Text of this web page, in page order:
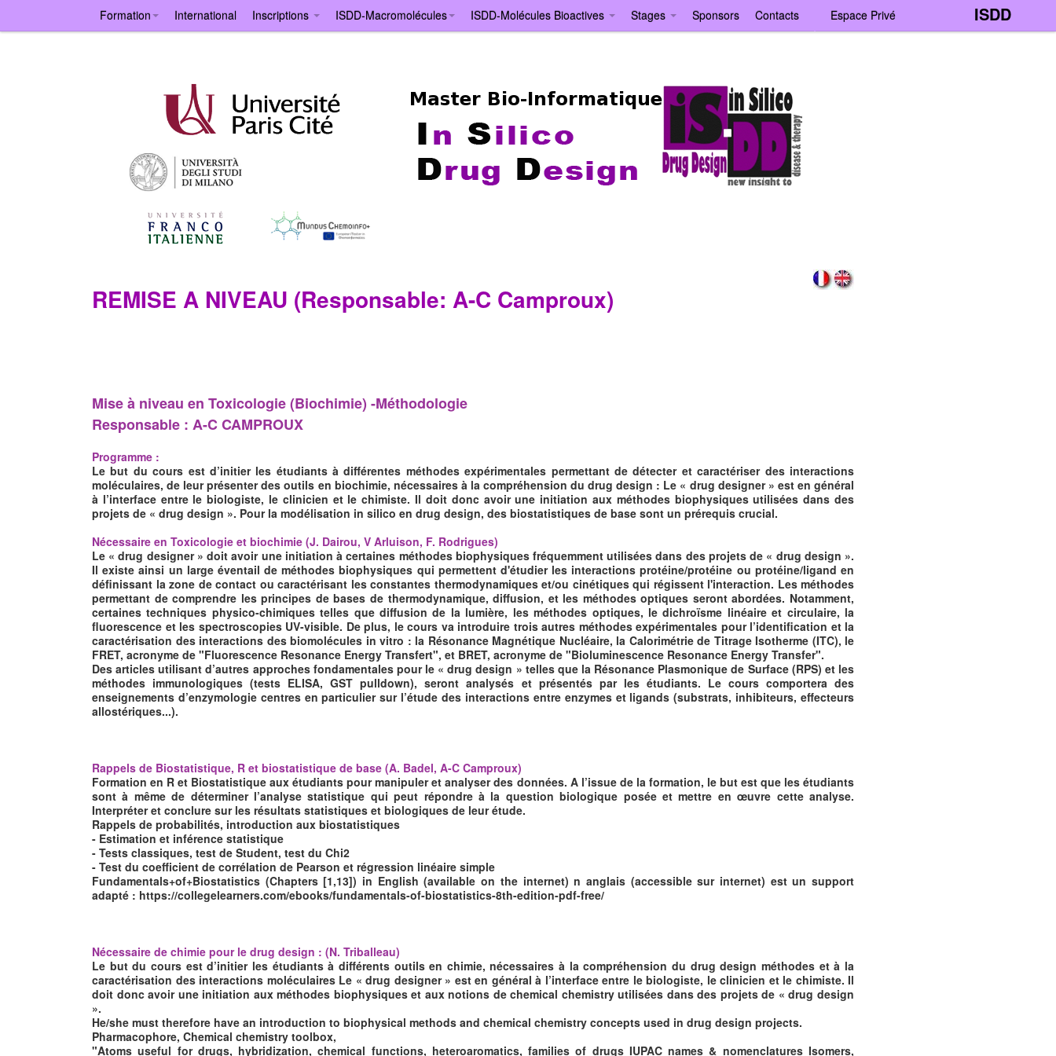
ISDD
Formation International Inscriptions ISDD-Macromolécules ISDD-Molécules Bioactives Stages Sponsors Contacts Espace Privé
REMISE A NIVEAU (Responsable: A-C Camproux)
Mise à niveau en Toxicologie (Biochimie) -Méthodologie
Responsable : A-C CAMPROUX
Programme :
Le but du cours est d’initier les étudiants à différentes méthodes expérimentales permettant de détecter et caractériser des interactions
moléculaires, de leur présenter des outils en biochimie, nécessaires à la compréhension du drug design : Le « drug designer » est en général
à l’interface entre le biologiste, le clinicien et le chimiste. Il doit donc avoir une initiation aux méthodes biophysiques utilisées dans des
projets de « drug design ». Pour la modélisation in silico en drug design, des biostatistiques de base sont un prérequis crucial.
Nécessaire en Toxicologie et biochimie (J. Dairou, V Arluison, F. Rodrigues)
Le « drug designer » doit avoir une initiation à certaines méthodes biophysiques fréquemment utilisées dans des projets de « drug design ».
Il existe ainsi un large éventail de méthodes biophysiques qui permettent d'étudier les interactions protéine/protéine ou protéine/ligand en
définissant la zone de contact ou caractérisant les constantes thermodynamiques et/ou cinétiques qui régissent l'interaction. Les méthodes
permettant de comprendre les principes de bases de thermodynamique, diffusion, et les méthodes optiques seront abordées. Notamment,
certaines techniques physico-chimiques telles que diffusion de la lumière, les méthodes optiques, le dichroïsme linéaire et circulaire, la
fluorescence et les spectroscopies UV-visible. De plus, le cours va introduire trois autres méthodes expérimentales pour l’identification et la
caractérisation des interactions des biomolécules in vitro : la Résonance Magnétique Nucléaire, la Calorimétrie de Titrage Isotherme (ITC), le
FRET, acronyme de "Fluorescence Resonance Energy Transfert", et BRET, acronyme de "Bioluminescence Resonance Energy Transfer".
Des articles utilisant d’autres approches fondamentales pour le « drug design » telles que la Résonance Plasmonique de Surface (RPS) et les
méthodes immunologiques (tests ELISA, GST pulldown), seront analysés et présentés par les étudiants. Le cours comportera des
enseignements d’enzymologie centres en particulier sur l’étude des interactions entre enzymes et ligands (substrats, inhibiteurs, effecteurs
allostériques...).
Rappels de Biostatistique, R et biostatistique de base (A. Badel, A-C Camproux)
Formation en R et Biostatistique aux étudiants pour manipuler et analyser des données. A l’issue de la formation, le but est que les étudiants
sont à même de déterminer l’analyse statistique qui peut répondre à la question biologique posée et mettre en œuvre cette analyse.
Interpréter et conclure sur les résultats statistiques et biologiques de leur étude.
Rappels de probabilités, introduction aux biostatistiques
- Estimation et inférence statistique
- Tests classiques, test de Student, test du Chi2
- Test du coefficient de corrélation de Pearson et régression linéaire simple
Fundamentals+of+Biostatistics (Chapters [1,13]) in English (available on the internet) n anglais (accessible sur internet) est un support
adapté : https://collegelearners.com/ebooks/fundamentals-of-biostatistics-8th-edition-pdf-free/
Nécessaire de chimie pour le drug design : (N. Triballeau)
Le but du cours est d’initier les étudiants à différents outils en chimie, nécessaires à la compréhension du drug design méthodes et à la
caractérisation des interactions moléculaires Le « drug designer » est en général à l’interface entre le biologiste, le clinicien et le chimiste. Il
doit donc avoir une initiation aux méthodes biophysiques et aux notions de chemical chemistry utilisées dans des projets de « drug design
».
He/she must therefore have an introduction to biophysical methods and chemical chemistry concepts used in drug design projects.
Pharmacophore, Chemical chemistry toolbox,
"Atoms useful for drugs, hybridization, chemical functions, heteroaromatics, families of drugs IUPAC names & nomenclatures Isomers,